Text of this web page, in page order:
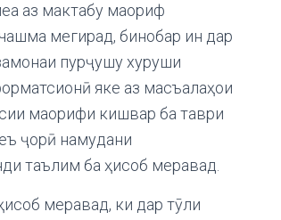
аз мактабу маориф
мегирад, бинобар ин дар
пурҷушу хуруши
яке аз масъалаҳои
маорифи кишвар ба таври
ҷорӣ намудани
таълим ба ҳисоб меравад.
меравад, ки дар тӯли